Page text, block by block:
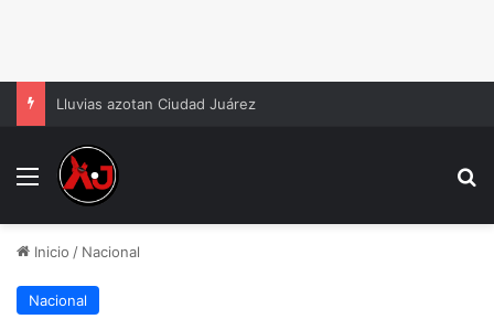
Lluvias azotan Ciudad Juárez
Menu
Inicio / Nacional
Nacional